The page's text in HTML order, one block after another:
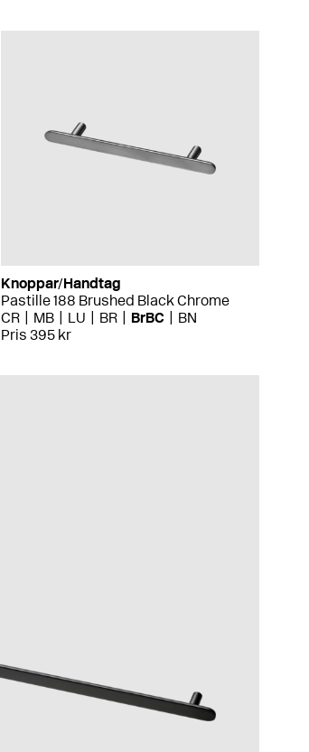
Knoppar/Handtag
Pastille 188 Brushed Black Chrome
CR
MB LU BR BrBC
BN
Pris 395 kr